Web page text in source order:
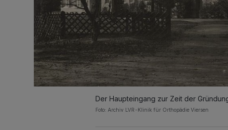
Der Haupteingang zur Zeit der
Foto: Archiv LVR-Klinik für Orthopädie Viersen